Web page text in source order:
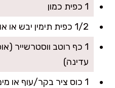
1 כפית כמון
1/2 כפית תימין יבש או אורגנו
1 כף רוטב ווסטרשייר
עדינה)
1 כוס ציר בקר/עוף או מים